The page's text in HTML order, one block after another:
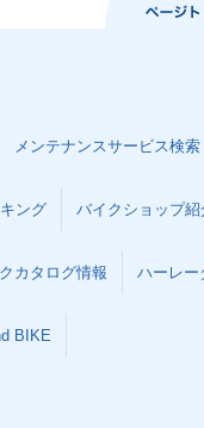
メンテナンスサービス検索
ング バイクショップ紹
カタログ情報 ハーレー
BIKE